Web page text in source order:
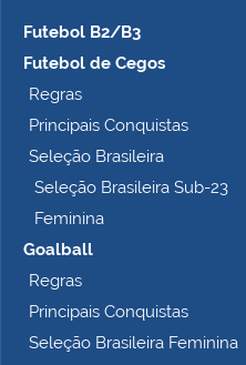
Futebol B2/B3
Futebol de Cegos
Regras
Principais Conquistas
Seleção Brasileira
Seleção Brasileira Sub-23
Feminina
Goalball
Regras
Principais Conquistas
Seleção Brasileira Feminina